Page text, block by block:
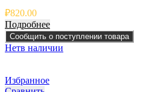
₽820.00
Подробнее
Сообщить о поступлении товара
Нетв наличии
Избранное